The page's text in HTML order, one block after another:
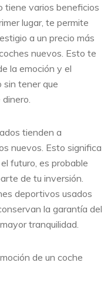
tiene varios beneficios
lugar, te permite
a un precio más
nuevos. Esto te
la emoción y el
sin tener que
tienden a
nuevos. Esto significa
futuro, es probable
de tu inversión.
deportivos usados
la garantía del
tranquilidad.
de un coche